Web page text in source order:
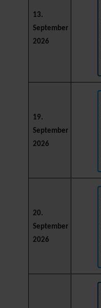
13.
September
2026
19.
September
2026
20.
September
2026